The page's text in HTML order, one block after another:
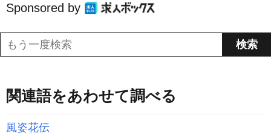
Sponsored by
関連語をあわせて調べる
風姿花伝